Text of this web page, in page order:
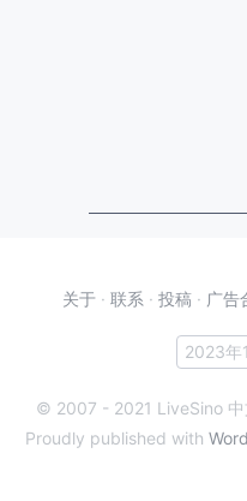
关于 · 联系 · 投稿 · 广告
© 2007 - 2021 LiveSino 中
Proudly published with